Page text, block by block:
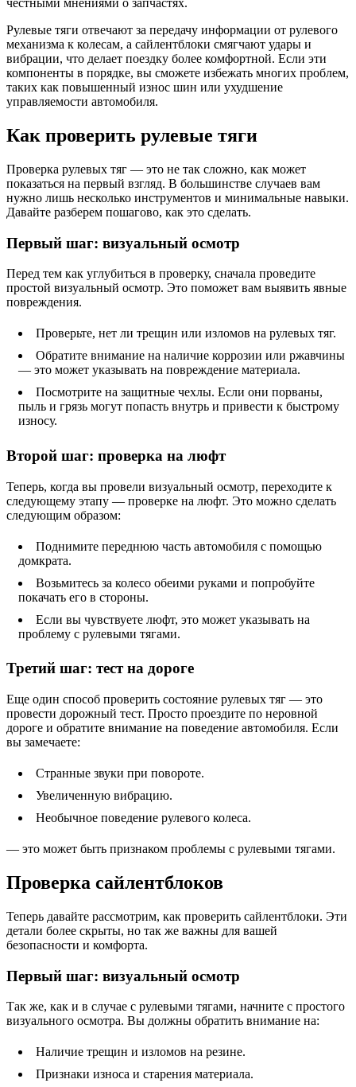
честными мнениями о запчастях.
Рулевые тяги отвечают за передачу информации от рулевого
механизма к колесам, а сайлентблоки смягчают удары и
вибрации, что делает поездку более комфортной. Если эти
компоненты в порядке, вы сможете избежать многих проблем,
таких как повышенный износ шин или ухудшение
управляемости автомобиля.
Как проверить рулевые тяги
Проверка рулевых тяг — это не так сложно, как может
показаться на первый взгляд. В большинстве случаев вам
нужно лишь несколько инструментов и минимальные навыки.
Давайте разберем пошагово, как это сделать.
Первый шаг: визуальный осмотр
Перед тем как углубиться в проверку, сначала проведите
простой визуальный осмотр. Это поможет вам выявить явные
повреждения.
Проверьте, нет ли трещин или изломов на рулевых тяг.
Обратите внимание на наличие коррозии или ржавчины
— это может указывать на повреждение материала.
Посмотрите на защитные чехлы. Если они порваны,
пыль и грязь могут попасть внутрь и привести к быстрому
износу.
Второй шаг: проверка на люфт
Теперь, когда вы провели визуальный осмотр, переходите к
следующему этапу — проверке на люфт. Это можно сделать
следующим образом:
Поднимите переднюю часть автомобиля с помощью
домкрата.
Возьмитесь за колесо обеими руками и попробуйте
покачать его в стороны.
Если вы чувствуете люфт, это может указывать на
проблему с рулевыми тягами.
Третий шаг: тест на дороге
Еще один способ проверить состояние рулевых тяг — это
провести дорожный тест. Просто проездите по неровной
дороге и обратите внимание на поведение автомобиля. Если
вы замечаете:
Странные звуки при повороте.
Увеличенную вибрацию.
Необычное поведение рулевого колеса.
— это может быть признаком проблемы с рулевыми тягами.
Проверка сайлентблоков
Теперь давайте рассмотрим, как проверить сайлентблоки. Эти
детали более скрыты, но так же важны для вашей
безопасности и комфорта.
Первый шаг: визуальный осмотр
Так же, как и в случае с рулевыми тягами, начните с простого
визуального осмотра. Вы должны обратить внимание на:
Наличие трещин и изломов на резине.
Признаки износа и старения материала.